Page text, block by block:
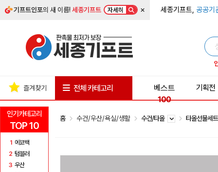
기프트인포의 새 이름!세종기프트 자세히 × 세종기프트, 공공기
인기카테고리
TOP 10
1 에코백
2 텀블러
3 우산
즐겨찾기 전체 카테고리
베스트
100
기획전
홈 수건/우산/욕실/생활 수건/타올 타올선물세